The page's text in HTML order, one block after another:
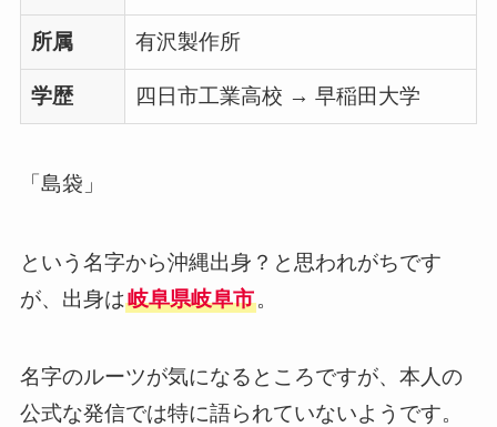
所属 有沢製作所
学歴 四日市工業高校 → 早稲田大学
「島袋」
という名字から沖縄出身？と思われがちです
が、出身は岐阜県岐阜市。
名字のルーツが気になるところですが、本人の
公式な発信では特に語られていないようです。